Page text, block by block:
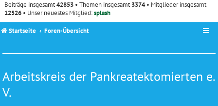
Beiträge insgesamt42853 • Themen insgesamt3374• Mitglieder insgesamt
12526 • Unser neuestes Mitglied:splash
Startseite Foren-Übersicht
Arbeitskreis der Pankreatektomierten e.
V.